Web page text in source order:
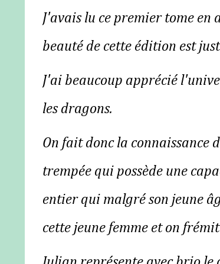
J'avais lu ce premier tome
beauté de cette édition est
J'ai beaucoup apprécié
les dragons.
On fait donc la connaissance
trempée qui possède une
entier qui malgré son jeune
cette jeune femme et on frémit